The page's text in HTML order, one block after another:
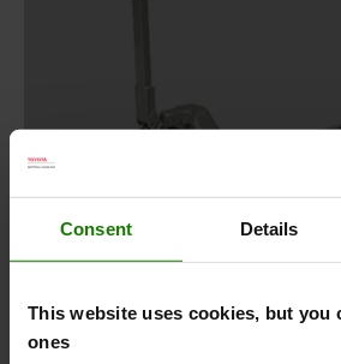
Consent Details
This website uses cookies, but you
ones